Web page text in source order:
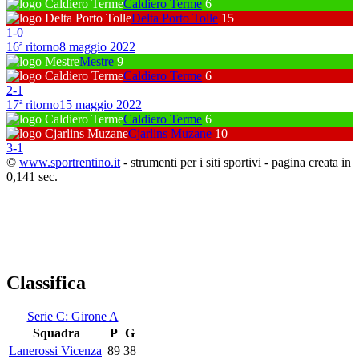
Caldiero Terme 6
Delta Porto Tolle 15
1-0
16ª ritorno8 maggio 2022
Mestre 9
Caldiero Terme 6
2-1
17ª ritorno15 maggio 2022
Caldiero Terme 6
Cjarlins Muzane 10
3-1
© www.sportrentino.it - strumenti per i siti sportivi - pagina creata in
0,141 sec.
Classifica
Serie C: Girone A
Squadra
P G
Lanerossi Vicenza 89 38